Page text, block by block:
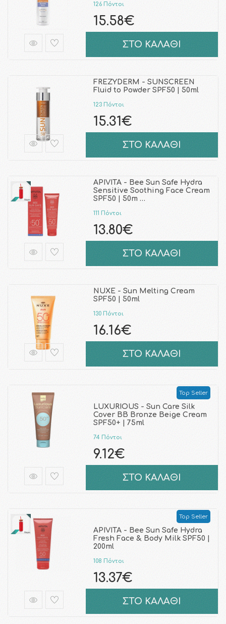
126 Πόντοι
15.58€
ΣΤΟ ΚΑΛΑΘΙ
FREZYDERM - SUNSCREEN
Fluid to Powder SPF50 | 50ml
123 Πόντοι
15.31€
ΣΤΟ ΚΑΛΑΘΙ
APIVITA - Bee Sun Safe Hydra
Sensitive Soothing Face Cream
SPF50 | 50m …
111 Πόντοι
13.80€
ΣΤΟ ΚΑΛΑΘΙ
NUXE - Sun Melting Cream
SPF50 | 50ml
130 Πόντοι
16.16€
ΣΤΟ ΚΑΛΑΘΙ
Top Seller
LUXURIOUS - Sun Care Silk
Cover BB Bronze Beige Cream
SPF50+ | 75ml
74 Πόντοι
9.12€
ΣΤΟ ΚΑΛΑΘΙ
Top Seller
APIVITA - Bee Sun Safe Hydra
Fresh Face & Body Milk SPF50 |
200ml
108 Πόντοι
13.37€
ΣΤΟ ΚΑΛΑΘΙ